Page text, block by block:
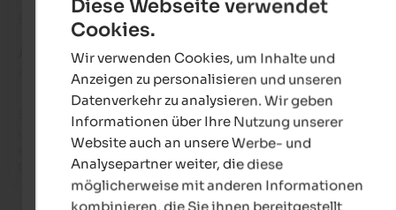
Bewertung aus Google
AUSGEZEICHNET
4,8 von 5 Sternen
Seit 30 Jahren fühlen wir uns stets sehr herzlich
und die Mitarbeitertenden geben jeden Tag alles um
Cornelia und Bernd
GERMAN
Diese Webseite verwendet
Cookies.
Wir verwenden Cookies, um Inhalte und
Anzeigen zu personalisieren und unseren
Datenverkehr zu analysieren. Wir geben
Informationen über Ihre Nutzung unserer
Website auch an unsere Werbe- und
Analysepartner weiter, die diese
möglicherweise mit anderen Informationen
kombinieren, die Sie ihnen bereitgestellt